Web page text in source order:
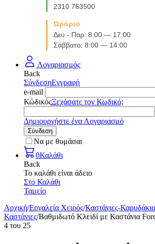
2310 763500
Ωράριο
Δευ - Παρ: 8:00 — 17:00
Σάββατο: 8:00 — 14:00
Λογαριασμός
Back
ΣύνδεσηΕγγραφή
e-mail
ΚώδικόςΞεχάσατε τον Κωδικό;
Δημιουργήστε ένα Λογαριασμό
Σύνδεση
Να με θυμάσαι
0Καλάθι
Back
Το καλάθι είναι άδειο
Στο Καλάθι
Ταμείο
Αρχική/Εργαλεία Χειρός/Καστάνιες-Καρυδάκια
Καστάνιες/Βαθμιδωτό Κλειδί με Καστάνια
4 του 25